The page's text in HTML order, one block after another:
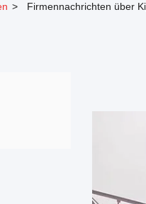
> Firmennachrichten über